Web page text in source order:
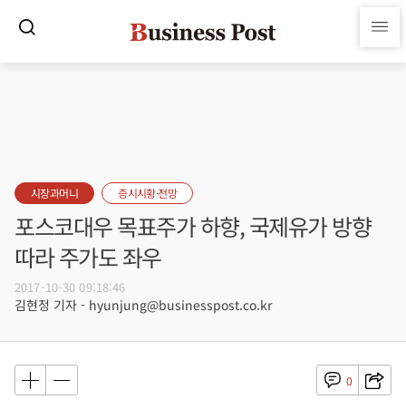
시장과머니 증시시황·전망
포스코대우 목표주가 하향, 국제유가 방향
따라 주가도 좌우
2017-10-30 09:18:46
김현정 기자 - hyunjung@businesspost.co.kr
0